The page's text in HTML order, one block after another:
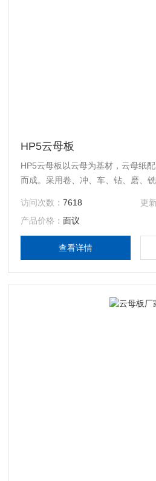
HP5云母板
HP5云母板以云母为基材，云母纸
而成。采用卷、冲、车、钻、磨、
访问次数：7618 更
产品价格：面议
查看详情